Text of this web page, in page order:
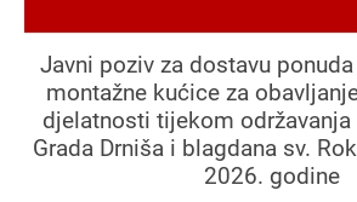
Javni poziv za dostavu
montažne kućice za
djelatnosti tijekom održavanja
Grada Drniša i blagdana sv.
2026. godine